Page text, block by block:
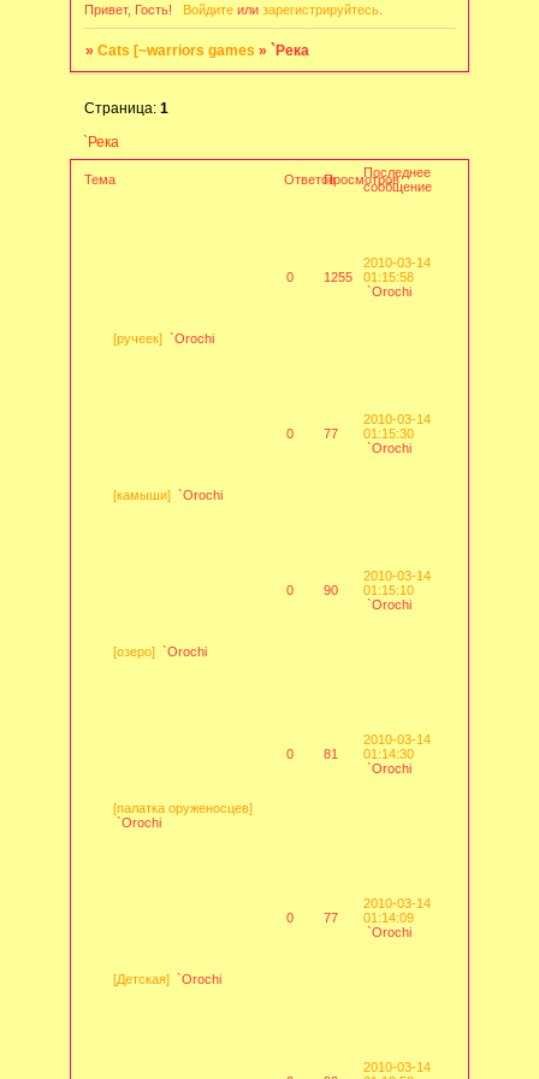
Привет, Гость! Войдитеили зарегистрируйтесь.
»Cats [~warriors games » `Река
`Река
Страница:1
Тема ОтветовПросмотровПоследнее
сообщение
[ручеек] `Orochi
0 1255
2010-03-14
01:15:58
`Orochi
[камыши] `Orochi
0 77
2010-03-14
01:15:30
`Orochi
[озеро] `Orochi
0 90
2010-03-14
01:15:10
`Orochi
[палатка оруженосцев]
`Orochi
0 81
2010-03-14
01:14:30
`Orochi
[Детская] `Orochi
0 77
2010-03-14
01:14:09
`Orochi
2010-03-14